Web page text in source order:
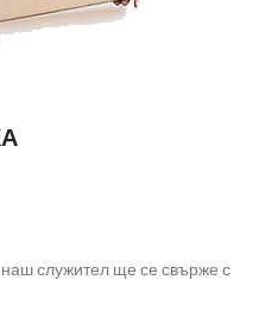
служител ще се свърже с